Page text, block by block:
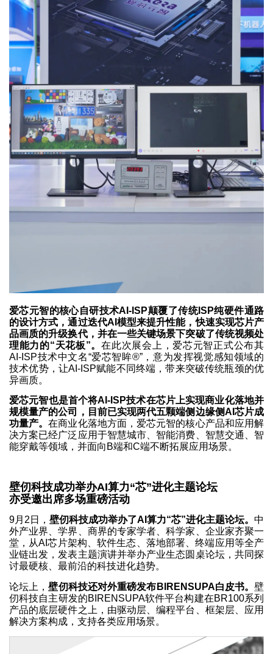
爱芯元智的核心自研技术AI-ISP颠覆了传统ISP纯硬件通路
的设计方式，通过迭代AI模型来提升性能，快速实现芯片产
品画质的升级换代，并在一些关键场景下突破了传统视频处
理能力的“天花板”。在此次展会上，爱芯元智正式公布其
AI-ISP技术中文名“爱芯智眸®”，意为发挥视觉感知领域的
技术优势，让AI-ISP赋能不同终端，带来突破传统瓶颈的优
异画质。
爱芯元智也是首个将AI-ISP技术在芯片上实现商业化落地并
规模量产的公司，目前已实现两代五颗端侧边缘侧AI芯片成
功量产。在商业化落地方面，爱芯元智的核心产品和应用解
决方案已经广泛应用于智慧城市、智能消费、智慧交通、智
能穿戴等领域，并面向B端和C端不断拓展应用场景。
壁仞科技成功举办AI算力“芯”进化主题论坛
亦受邀出席多场重磅活动
9月2日， 壁仞科技成功举办了AI算力“芯”进化主题论坛。 中
外产业界、学界、商界的专家学者、科学家、企业家齐聚一
堂，从AI芯片架构、软件生态、落地部署、终端应用等全产
业链出发，发表主题演讲并举办产业生态圆桌论坛，共同探
讨最硬核、最前沿的科技进化趋势。
论坛上，壁仞科技还对外重磅发布BIRENSUPA白皮书。壁
仞科技自主研发的BIRENSUPA软件平台构建在BR100系列
产品的底层硬件之上，由驱动层、编程平台、框架层、应用
解决方案构成，支持各类应用场景。